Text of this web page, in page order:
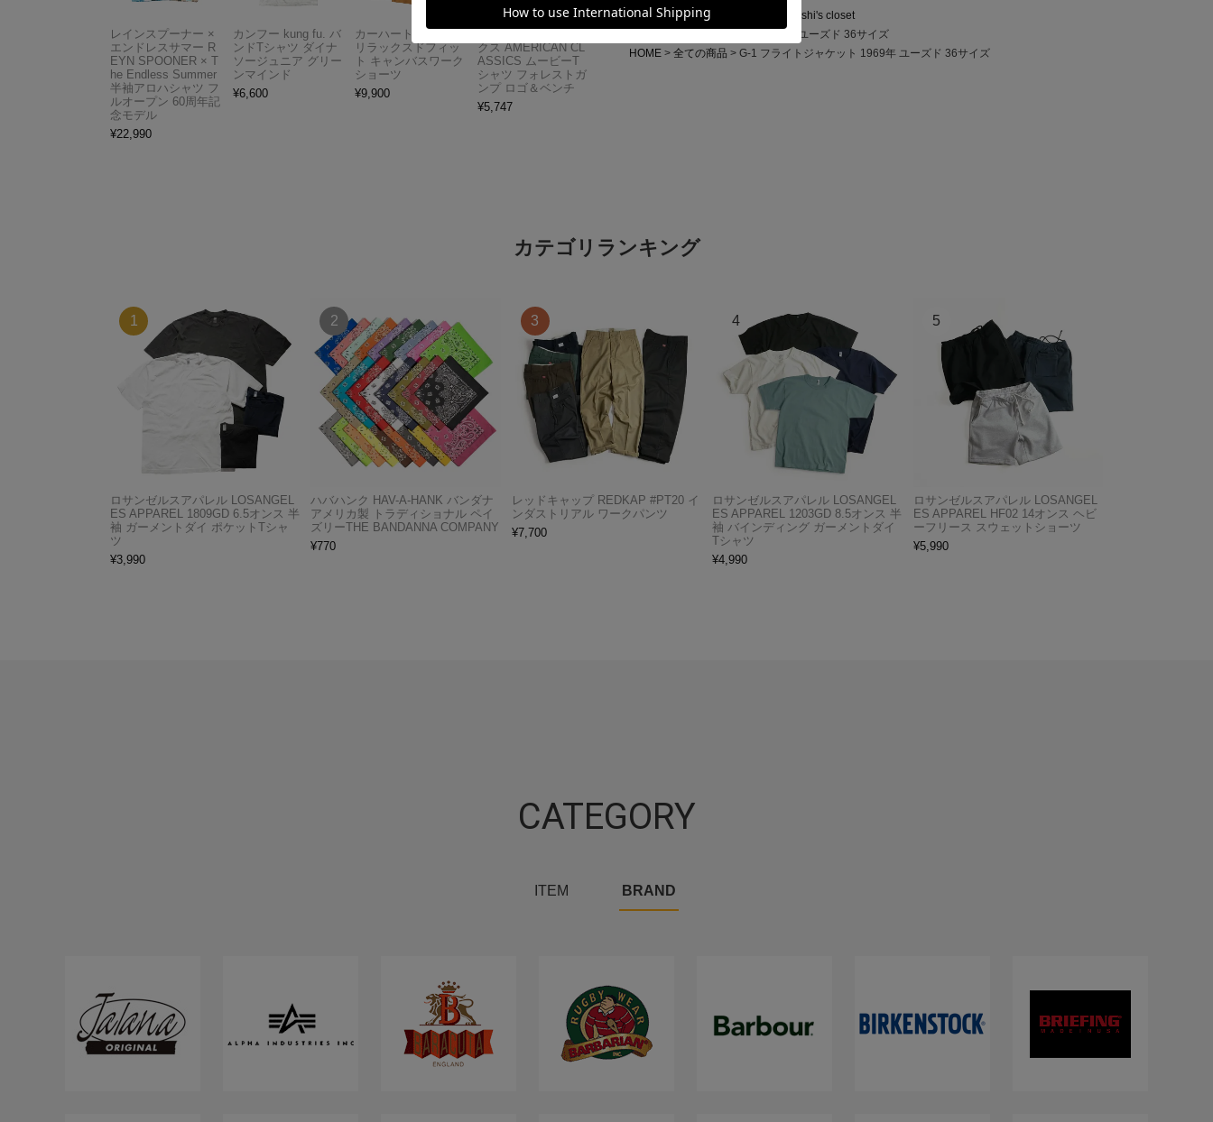
HOME ブランドから選ぶ
Toshi's closet
G-1 フライトジャケット 1969年 ユーズド 36サイズ
HOME
全ての商品 G-1 フライトジャケット 1969年 ユーズド 36サイズ
レインスプーナー ×
エンドレスサマー R
EYN SPOONER × T
he Endless Summer
半袖アロハシャツ フ
ルオープン 60周年記
念モデル
¥22,990
カンフー kung fu. バ
ンドTシャツ ダイナ
ソージュニア グリー
ンマインド
¥6,600
カーハート Carhartt
リラックスドフィッ
ト キャンバスワーク
ショーツ
¥9,900
クス AMERICAN CL
ASSICS ムービーT
シャツ フォレストガ
ンプ ロゴ＆ベンチ
¥5,747
カテゴリランキング
ロサンゼルスアパレル LOSANGEL
ES APPAREL 1809GD 6.5オンス 半
袖 ガーメントダイ ポケットTシャ
ツ
¥3,990
ハバハンク HAV-A-HANK バンダナ
アメリカ製 トラディショナル ペイ
ズリーTHE BANDANNA COMPANY
¥770
レッドキャップ REDKAP #PT20 イ
ンダストリアル ワークパンツ
¥7,700
ロサンゼルスアパレル LOSANGEL
ES APPAREL 1203GD 8.5オンス 半
袖 バインディング ガーメントダイ
Tシャツ
¥4,990
ロサンゼルスアパレル LOSANGEL
ES APPAREL HF02 14オンス ヘビ
ーフリース スウェットショーツ
¥5,990
CATEGORY
ITEM BRAND